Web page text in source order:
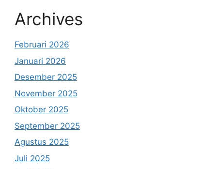
Archives
Februari 2026
Januari 2026
Desember 2025
November 2025
Oktober 2025
September 2025
Agustus 2025
Juli 2025